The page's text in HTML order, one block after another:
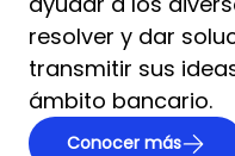
resolver y dar
transmitir sus
ámbito bancario.
Conocer más